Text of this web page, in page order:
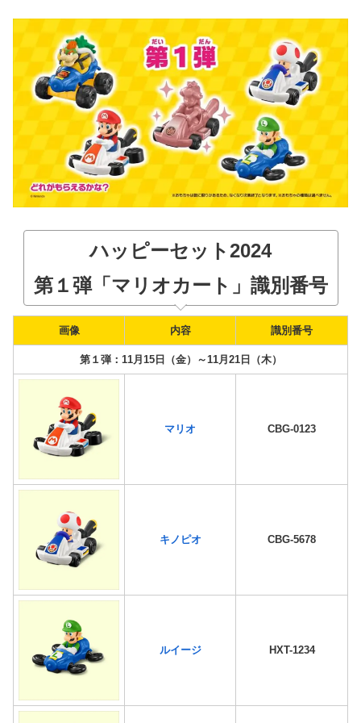
ハッピーセット2024
第１弾「マリオカート」識別番号
画像 内容 識別番号
第１弾：11月15日（金）～11月21日（木）
マリオ CBG-0123
キノピオ CBG-5678
ルイージ HXT-1234